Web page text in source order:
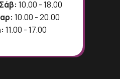
10.00 - 18.00
10.00 - 20.00
11.00 - 17.00